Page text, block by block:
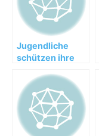
Jugendliche
schützen ihre
Netzwerken